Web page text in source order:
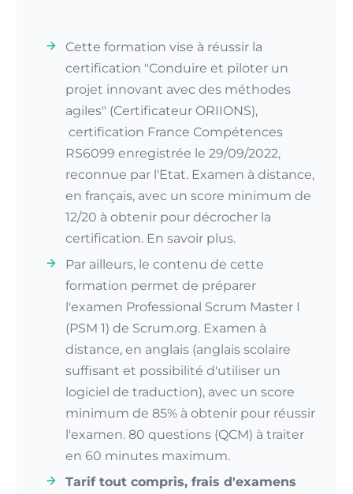
Cette formation vise à réussir la
certification "Conduire et piloter un
projet innovant avec des méthodes
agiles" (Certificateur ORIIONS),
certification France Compétences
RS6099 enregistrée le 29/09/2022,
reconnue par l'Etat. Examen à distance,
en français, avec un score minimum de
12/20 à obtenir pour décrocher la
certification. En savoir plus.
Par ailleurs, le contenu de cette
formation permet de préparer
l'examen Professional Scrum Master I
(PSM 1) de Scrum.org. Examen à
distance, en anglais (anglais scolaire
suffisant et possibilité d'utiliser un
logiciel de traduction), avec un score
minimum de 85% à obtenir pour réussir
l'examen. 80 questions (QCM) à traiter
en 60 minutes maximum.
Tarif tout compris, frais d'examens